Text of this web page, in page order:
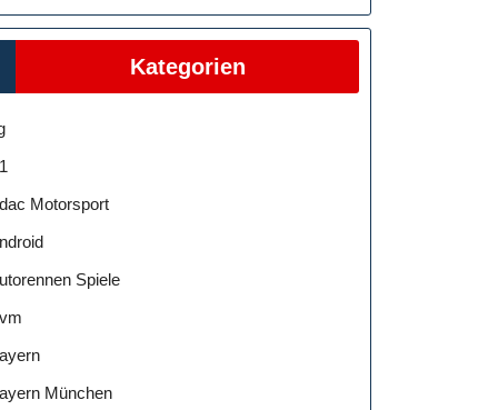
Kategorien
Motorsport
Spiele
München